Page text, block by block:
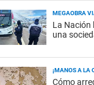
MEGAOBRA
La Nación
una
¡MANOS A LA
Cómo